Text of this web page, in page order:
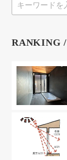
RANKING /